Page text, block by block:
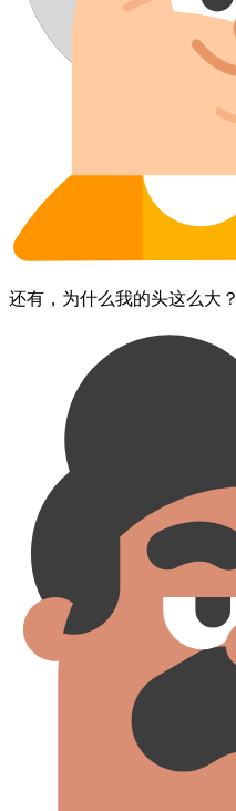
还有，​为什么​我的​头​这么大？